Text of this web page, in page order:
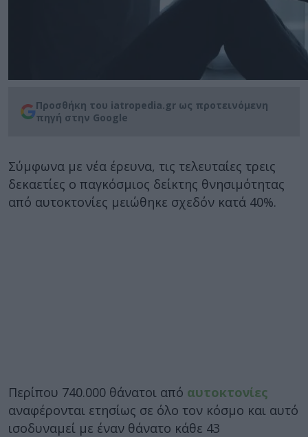
Προσθήκη του iatropedia.gr ως προτεινόμενη
πηγή στην Google
Σύμφωνα με νέα έρευνα, τις τελευταίες τρεις
δεκαετίες ο παγκόσμιος δείκτης θνησιμότητας
από αυτοκτονίες μειώθηκε σχεδόν κατά 40%.
Περίπου 740.000 θάνατοι από αυτοκτονίες
αναφέρονται ετησίως σε όλο τον κόσμο και αυτό
ισοδυναμεί με έναν θάνατο κάθε 43